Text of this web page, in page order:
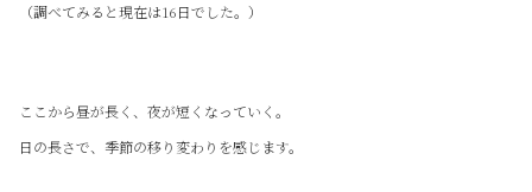
（調べてみると現在は16日でした。）
ここから昼が長く、夜が短くなっていく。
日の長さで、季節の移り変わりを感じます。